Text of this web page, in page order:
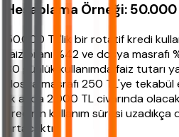
Hesaplama Örneği: 50.000
50.000 TL'lik bir rotatif kredi
faiz oranı %42 ve dosya masrafı
30 günlük kullanımda faiz tutarı
dosya masrafı 250 TL'ye
ilk ayda 2.000 TL civarında
kredinin kullanım süresi
artacaktır.